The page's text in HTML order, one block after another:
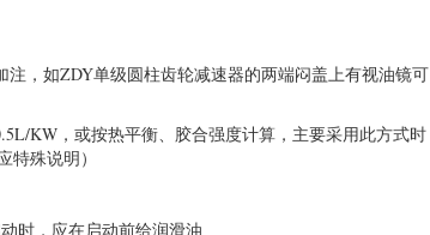
注，如ZDY单级圆柱齿轮减速器的两端闷盖上有视油镜可
KW，或按热平衡、胶合强度计算，主要采用此方式时
殊说明）
时，应在启动前给润滑油